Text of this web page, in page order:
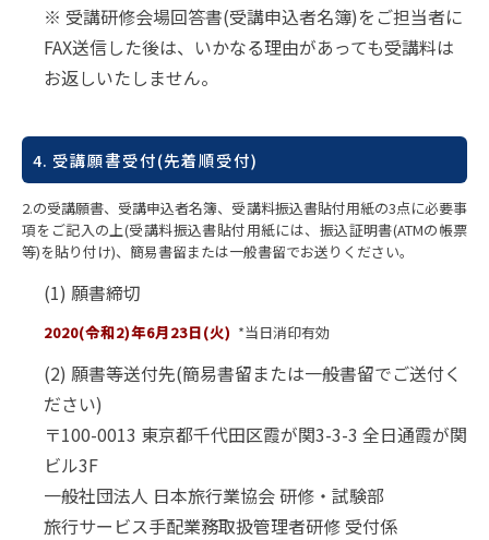
※ 受講研修会場回答書(受講申込者名簿)をご担当者に
FAX送信した後は、いかなる理由があっても受講料は
お返しいたしません。
4. 受講願書受付(先着順受付)
2.の受講願書、受講申込者名簿、受講料振込書貼付用紙の3点に必要事
項をご記入の上(受講料振込書貼付用紙には、振込証明書(ATMの帳票
等)を貼り付け)、簡易書留または一般書留でお送りください。
(1) 願書締切
2020(令和2)年6月23日(火) *当日消印有効
(2) 願書等送付先(簡易書留または一般書留でご送付く
ださい)
〒100-0013 東京都千代田区霞が関3-3-3 全日通霞が関
ビル3F
一般社団法人 日本旅行業協会 研修・試験部
旅行サービス手配業務取扱管理者研修 受付係